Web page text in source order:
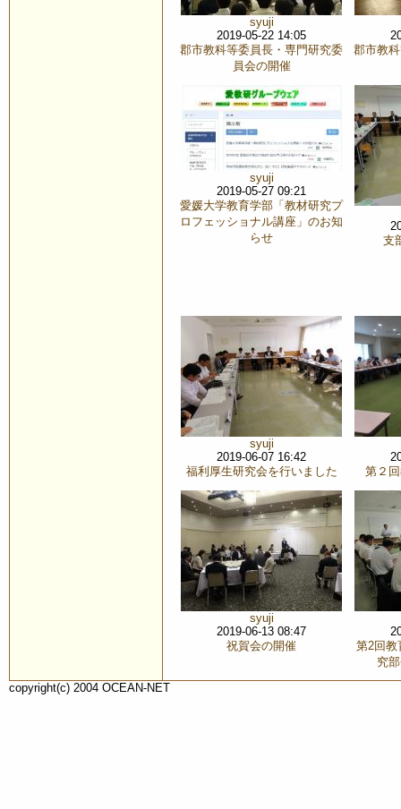
syuji
2019-05-22 14:05
郡市教科等委員長・専門研究委
員会の開催
郡市教
syuji
2019-05-27 09:21
愛媛大学教育学部「教材研究プ
ロフェッショナル講座」のお知
らせ
支
syuji
2019-06-07 16:42
福利厚生研究会を行いました
第２
syuji
2019-06-13 08:47
祝賀会の開催
第2回教
究
copyright(c) 2004 OCEAN-NET